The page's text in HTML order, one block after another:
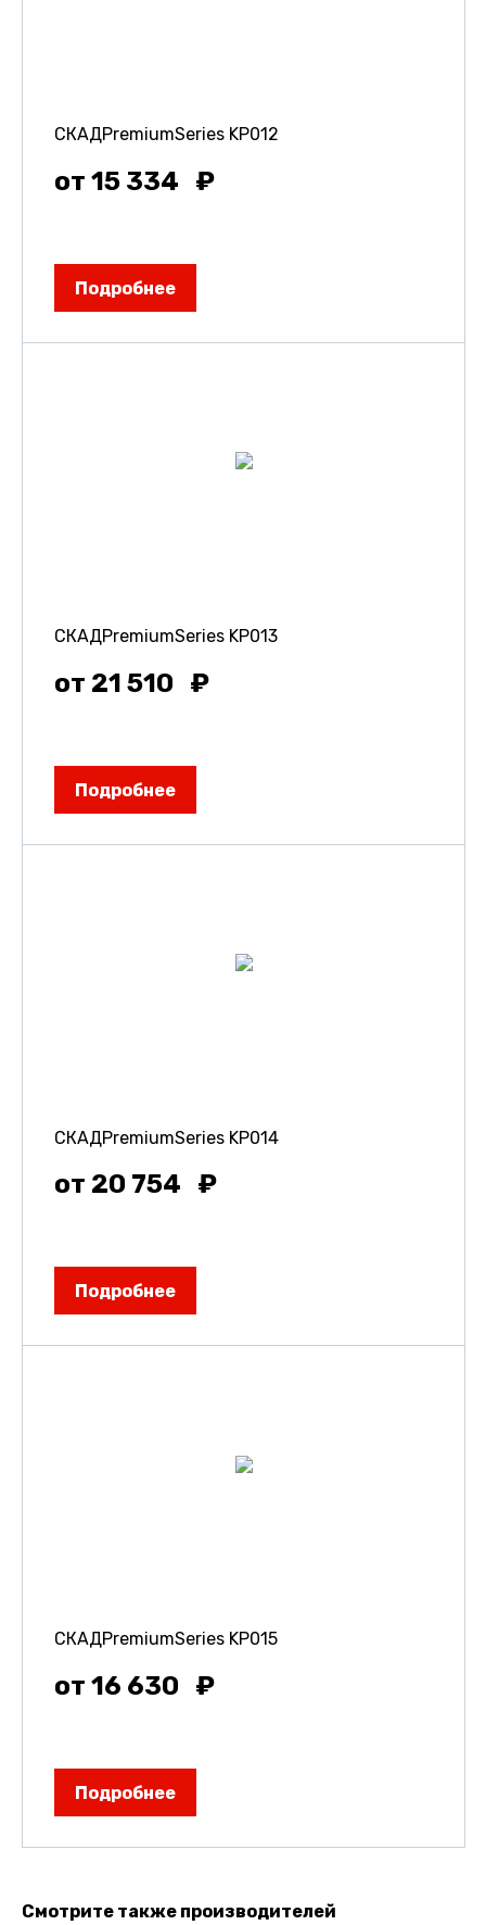
СКАДPremiumSeries KP012
от 15 334
Подробнее
СКАДPremiumSeries KP013
от 21 510
Подробнее
СКАДPremiumSeries KP014
от 20 754
Подробнее
СКАДPremiumSeries KP015
от 16 630
Подробнее
Смотрите также производителей